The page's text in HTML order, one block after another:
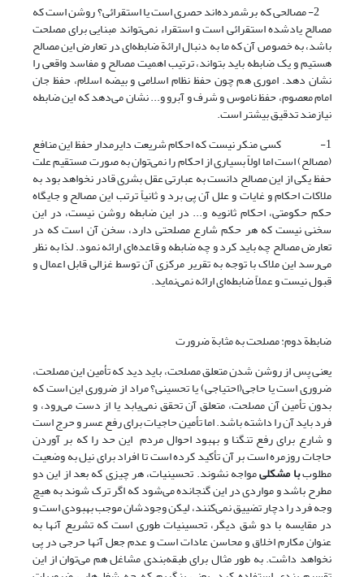
2- مصالحی که برشمرده‌اند حصری است یا استقرائی؟ روشن است که
مصالح یادشده استقرائی است و استقراء نمی‌تواند مبنایی برای مصلحت
باشد، به خصوص آن که ما به دنبال ارائة ضابطه‌ای در تعارض این مصالح
هستیم و یک ضابطه باید بتواند، ترتیب اهمیت مصالح و مفاسد واقعی را
نشان دهد. اموری هم چون حفظ نظام اسلامی و بیضه اسلام، حفظ جان
امام معصوم، حفظ ناموس و شرف و آبرو و... نشان می‌دهد که این ضابطه
نیازمند تدقیق بیشتر است.
1- کسی منکر نیست که احکام شریعت دایرمدار حفظ این منافع
(مصالح) است اما اولاً بسیاری از احکام را نمی‌توان به صورت مستقیم علت
حفظ یکی از این مصالح دانست به عبارتی عقل بشری قادر نخواهد بود به
ملاکات احکام و غایات و علل آن پی برد و ثانیاً ترتب این مصالح و جایگاه
حکم حکومتی، احکام ثانویه و... در این ضابطه روشن نیست، در این
سخنی نیست که هر حکم شارع مصلحتی دارد، سخن آن است که در
تعارض مصالح چه باید کرد و چه ضابطه و قاعده‌ای ارائه نمود. لذا به نظر
می‌رسد این ملاک با توجه به تقریر مرکزی آن توسط غزالی قابل اعمال و
قبول نیست و عملاً ضابطه‌ای ارائه نمی‌نماید.
ضابطة دوم: مصلحت به مثابة ضرورت
یعنی پس از روشن شدن متعلق مصلحت، باید دید که تأمین این مصلحت،
ضروری است یا حاجی(احتیاجی) یا تحسینی؟ مراد از ضروری این است که
بدون تأمین آن مصلحت، متعلق آن تحقق نمی‌یابد یا از دست می‌رود، و
فرد باید آن را داشته باشد. اما تأمین حاجیات برای رفع عسر و حرج است
و شارع برای رفع تنگنا و بهبود احوال مردم این حد را که بر آوردن
حاجات روزمره است بر آن تأکید کرده است تا افراد برای نیل به وضعیت
مطلوببا مشکلیمواجه نشوند. تحسینیات، هر چیزی که بعد از این دو
مطرح باشد و مواردی در این گنجانده می‌شود که اگر ترک شوند به هیچ
وجه فرد را دچار تضییق نمی‌کنند، لیکن وجودشان موجب بهبودی است و
در مقایسه با دو شق دیگر، تحسینیات طوری است که تشریع آن‎ها به
عنوان مکارم اخلاق و محاسن عادات است و عدم جعل آنها حرجی در پی
نخواهد داشت. به طور مثال برای طبقه‌بندی مشاغل هم می‌توان از این